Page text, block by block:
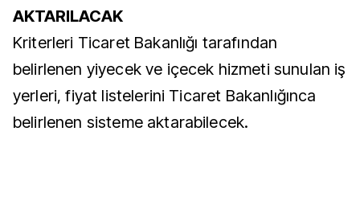
AKTARILACAK
Kriterleri Ticaret Bakanlığı tarafından
belirlenen yiyecek ve içecek hizmeti sunulan iş
yerleri, fiyat listelerini Ticaret Bakanlığınca
belirlenen sisteme aktarabilecek.